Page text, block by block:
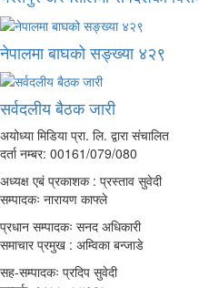
नेपालमा बाघको सङ्ख्या ४२९
सर्वदलीय बैठक जारी
अयोध्या मिडिया प्रा. लि. द्वारा संचालित
दर्ता नम्बर: 00161/079/080
अध्यक्ष एबं प्रकाशक : प्रस्ताव सुवेदी
सम्पादकः नारायण काफ्ले
प्रधान सम्पादकः सनद अधिकारी
समाचार प्रमुख : अम्विका बन्जाडे
सह-सम्पादकः प्रदिप सुवेदी